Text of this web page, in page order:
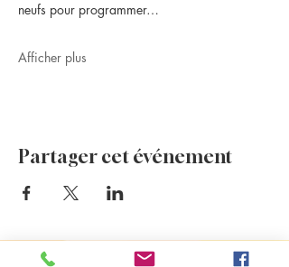
neufs pour programmer…
Afficher plus
Partager cet événement